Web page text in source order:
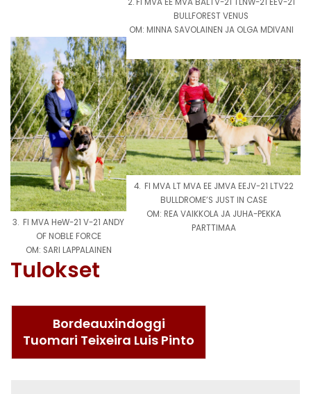
2. FI MVA EE MVA BALTV-21 TLNW-21 EEV-21
BULLFOREST VENUS
OM: MINNA SAVOLAINEN JA OLGA MDIVANI
3. FI MVA HeW-21 V-21 ANDY
OF NOBLE FORCE
OM: SARI LAPPALAINEN
4. FI MVA LT MVA EE JMVA EEJV-21 LTV22
BULLDROME’S JUST IN CASE
OM: REA VAIKKOLA JA JUHA-PEKKA
PARTTIMAA
Tulokset
Bordeauxindoggi
Tuomari Teixeira Luis Pinto